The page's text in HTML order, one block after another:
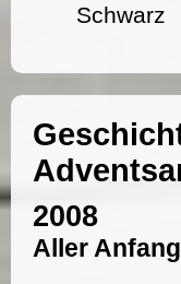
Schwarz
2008
Aller